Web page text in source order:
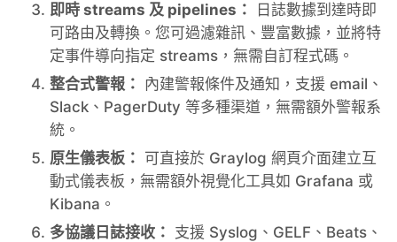
即時 streams 及 pipelines：
日誌數據到達時即
可路由及轉換。您可過濾雜訊、豐富數據，並將特
定事件導向指定 streams，無需自訂程式碼。
整合式警報： 內建警報條件及通知，支援 email、
Slack、PagerDuty 等多種渠道，無需額外警報系
統。
原生儀表板： 可直接於 Graylog 網頁介面建立互
動式儀表板，無需額外視覺化工具如 Grafana 或
Kibana。
多協議日誌接收： 支援 Syslog、GELF、Beats、